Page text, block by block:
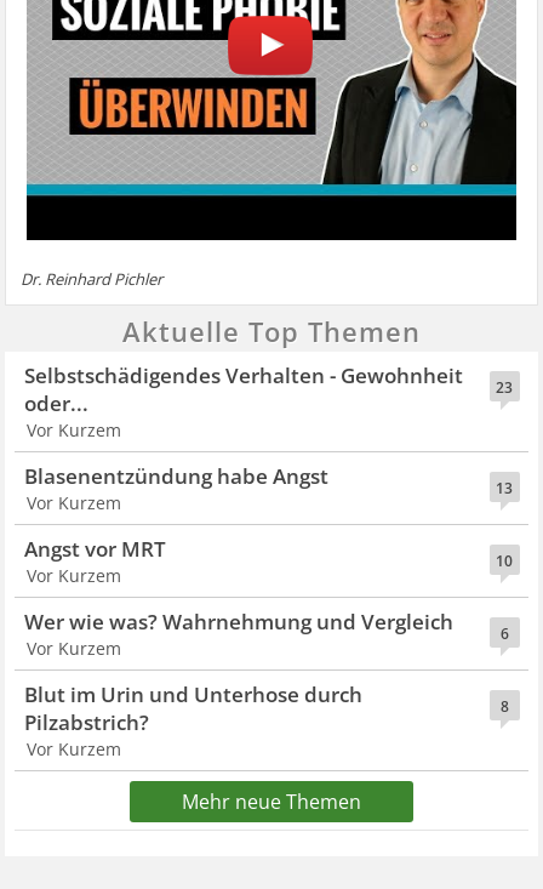
Dr. Reinhard Pichler
Aktuelle Top Themen
23
Selbstschädigendes Verhalten - Gewohnheit
oder...
Vor Kurzem
13
Blasenentzündung habe Angst
Vor Kurzem
10
Angst vor MRT
Vor Kurzem
6
Wer wie was? Wahrnehmung und Vergleich
Vor Kurzem
8
Blut im Urin und Unterhose durch
Pilzabstrich?
Vor Kurzem
Mehr neue Themen